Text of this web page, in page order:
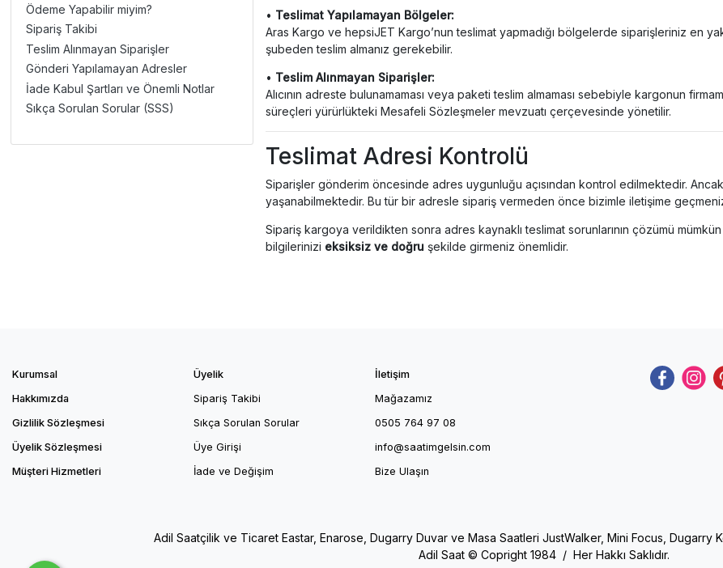
Ödeme Yapabilir miyim?
Sipariş Takibi
Teslim Alınmayan Siparişler
Gönderi Yapılamayan Adresler
İade Kabul Şartları ve Önemli Notlar
Sıkça Sorulan Sorular (SSS)
• Teslimat Yapılamayan Bölgeler:
Aras Kargo ve hepsiJET Kargo’nun teslimat yapmadığı bölgelerde siparişleriniz en
şubeden teslim almanız gerekebilir.
• Teslim Alınmayan Siparişler:
Alıcının adreste bulunamaması veya paketi teslim almaması sebebiyle kargonun
süreçleri yürürlükteki Mesafeli Sözleşmeler mevzuatı çerçevesinde yönetilir.
Teslimat Adresi Kontrolü
Siparişler gönderim öncesinde adres uygunluğu açısından kontrol edilmektedir.
yaşanabilmektedir. Bu tür bir adresle sipariş vermeden önce bizimle iletişime
Sipariş kargoya verildikten sonra adres kaynaklı teslimat sorunlarının çözümü
bilgilerinizi eksiksiz ve doğru şekilde girmeniz önemlidir.
Kurumsal
Hakkımızda
Gizlilik Sözleşmesi
Üyelik Sözleşmesi
Müşteri Hizmetleri
Üyelik
Sipariş Takibi
Sıkça Sorulan Sorular
Üye Girişi
İade ve Değişim
İletişim
Mağazamız
0505 764 97 08
info@saatimgelsin.com
Bize Ulaşın
Adil Saatçilik ve Ticaret Eastar, Enarose, Dugarry Duvar ve Masa Saatleri JustWalker, Mini Focus, Dugarry
Adil Saat © Copright 1984 / Her Hakkı Saklıdır.